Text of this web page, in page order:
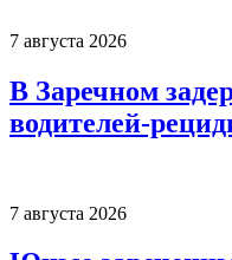
7 августа 2026
В Заречном
водителей-
7 августа 2026